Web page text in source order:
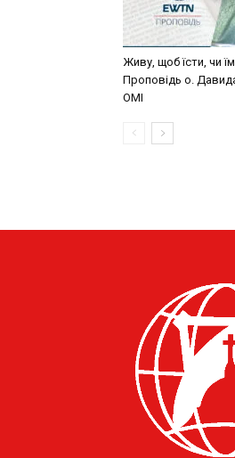
Живу, щоб їсти, чи
Проповідь о.
ОМІ